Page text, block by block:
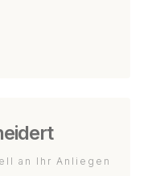
an Ihr Anliegen